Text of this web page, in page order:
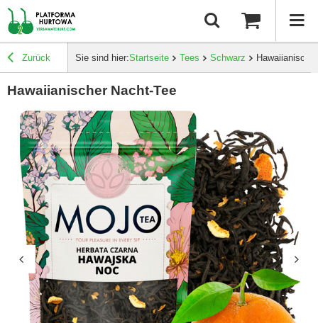
Zurück Sie sind hier:Startseite Tees Schwarz
Hawaiianischer Nacht-Tee